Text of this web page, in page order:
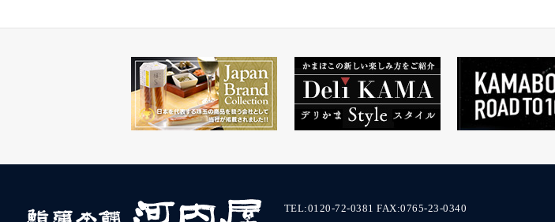
TEL:0120-72-0381 FAX:0765-23-0340